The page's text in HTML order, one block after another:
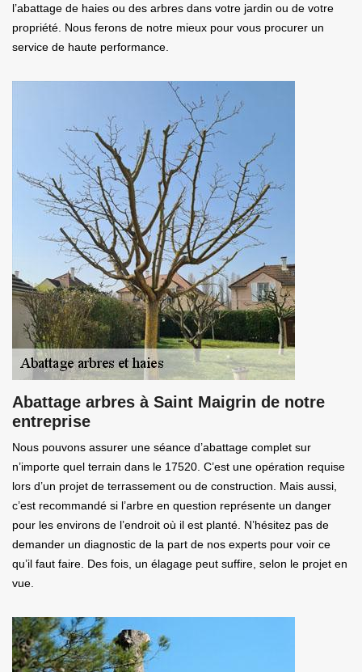
l’abattage de haies ou des arbres dans votre jardin ou de votre
propriété. Nous ferons de notre mieux pour vous procurer un
service de haute performance.
Abattage arbres à Saint Maigrin de notre
entreprise
Nous pouvons assurer une séance d’abattage complet sur
n’importe quel terrain dans le 17520. C’est une opération requise
lors d’un projet de terrassement ou de construction. Mais aussi,
c’est recommandé si l’arbre en question représente un danger
pour les environs de l’endroit où il est planté. N’hésitez pas de
demander un diagnostic de la part de nos experts pour voir ce
qu’il faut faire. Des fois, un élagage peut suffire, selon le projet en
vue.